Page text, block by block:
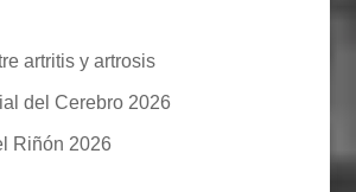
artritis y artrosis
del Cerebro 2026
Riñón 2026